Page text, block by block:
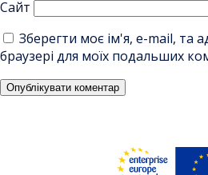
Сайт
Зберегти моє ім'я, e-mail, та
браузері для моїх подальших